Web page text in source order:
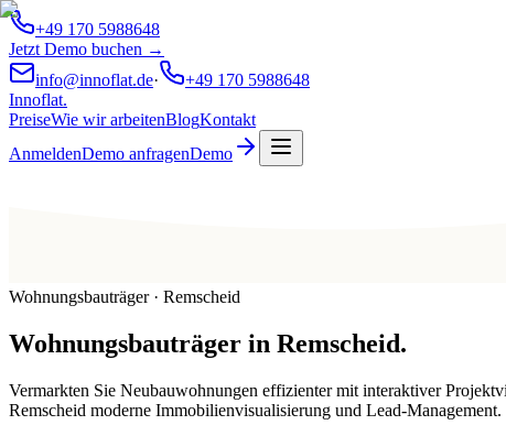
+49 170 5988648
Jetzt Demo buchen →
info@innoflat.de·
+49 170 5988648
Innoflat.
PreiseWie wir arbeitenBlogKontakt
AnmeldenDemo anfragenDemo
Wohnungsbauträger · Remscheid
Wohnungsbauträger in Remscheid.
Vermarkten Sie Neubauwohnungen effizienter mit interaktiver
Remscheid moderne Immobilienvisualisierung und Lead-Management.